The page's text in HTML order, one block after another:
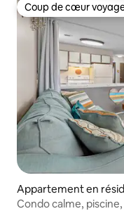
Coup de cœur
Coup de cœur
Appartement en
Condo calme,